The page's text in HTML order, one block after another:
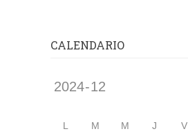
CALENDARIO
L M M J V